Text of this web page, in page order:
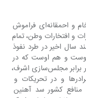
این جوان هوسباز با یک چنین اندیشه خام و احمقانه‌ای فراموش
و افتخارات وطن، تمام
اخیر در طرد نفوذ
اوست و هم اوست که در
مقابل توطئه‌های رنگارنگ ضد ملی دربار، در برابر مجلس‌سازی اشرف،
در اقلیت‌سازی مادر، در جلو مداخلات برادر‌ها و در تحریکات و
کشور سد آهنین